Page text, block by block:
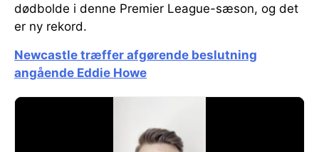
dødbolde i denne Premier League-sæson, og det
er ny rekord.
Newcastle træffer afgørende beslutning
angående Eddie Howe